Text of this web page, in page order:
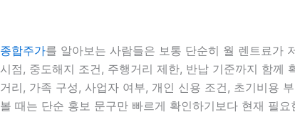
종합주가를 알아보는 사람들은 보통 단순히 월 렌트료가
시점, 중도해지 조건, 주행거리 제한, 반납 기준까지 함
거리, 가족 구성, 사업자 여부, 개인 신용 조건, 초기비용
볼 때는 단순 홍보 문구만 빠르게 확인하기보다 현재 필